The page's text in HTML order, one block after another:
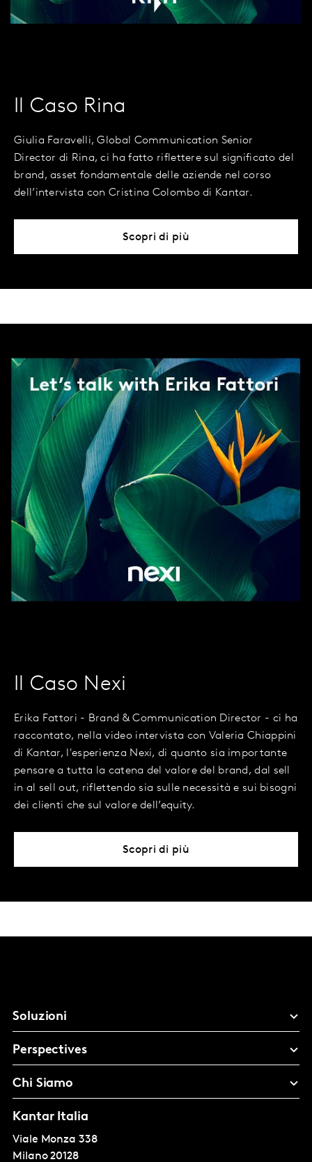
Il Caso Rina
Giulia Faravelli, Global Communication Senior
Director di Rina, ci ha fatto riflettere sul significato del
brand, asset fondamentale delle aziende nel corso
dell’intervista con Cristina Colombo di Kantar.
Scopri di più
Il Caso Nexi
Erika Fattori - Brand & Communication Director - ci ha
raccontato, nella video intervista con Valeria Chiappini
di Kantar, l'esperienza Nexi, di quanto sia importante
pensare a tutta la catena del valore del brand, dal sell
in al sell out, riflettendo sia sulle necessità e sui bisogni
dei clienti che sul valore dell’equity.
Scopri di più
Soluzioni
Perspectives
Chi Siamo
Kantar Italia
Viale Monza 338
Milano 20128